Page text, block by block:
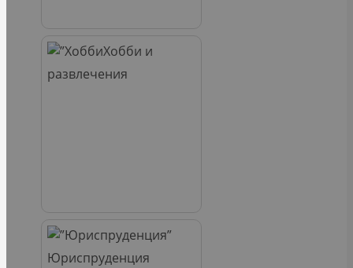
Хобби и
развлечения
Юриспруденция